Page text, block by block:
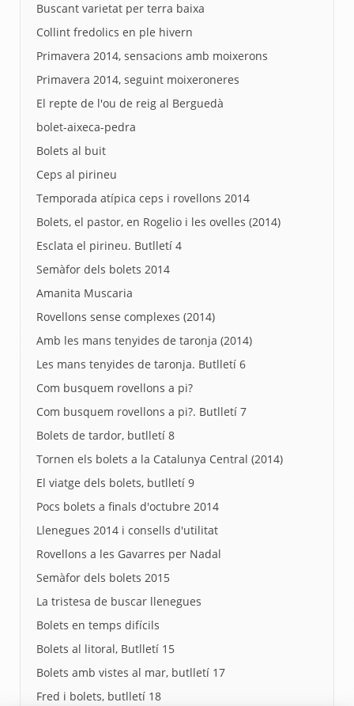
Buscant varietat per terra baixa
Collint fredolics en ple hivern
Primavera 2014, sensacions amb moixerons
Primavera 2014, seguint moixeroneres
El repte de l'ou de reig al Berguedà
bolet-aixeca-pedra
Bolets al buit
Ceps al pirineu
Temporada atípica ceps i rovellons 2014
Bolets, el pastor, en Rogelio i les ovelles (2014)
Esclata el pirineu. Butlletí 4
Semàfor dels bolets 2014
Amanita Muscaria
Rovellons sense complexes (2014)
Amb les mans tenyides de taronja (2014)
Les mans tenyides de taronja. Butlletí 6
Com busquem rovellons a pi?
Com busquem rovellons a pi?. Butlletí 7
Bolets de tardor, butlletí 8
Tornen els bolets a la Catalunya Central (2014)
El viatge dels bolets, butlletí 9
Pocs bolets a finals d'octubre 2014
Llenegues 2014 i consells d'utilitat
Rovellons a les Gavarres per Nadal
Semàfor dels bolets 2015
La tristesa de buscar llenegues
Bolets en temps difícils
Bolets al litoral, Butlletí 15
Bolets amb vistes al mar, butlletí 17
Fred i bolets, butlletí 18